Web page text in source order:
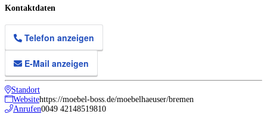
Kontaktdaten
Telefon anzeigen
E-Mail anzeigen
Standort
Websitehttps://moebel-boss.de/moebelhaeuser/bremen
Anrufen0049 42148519810